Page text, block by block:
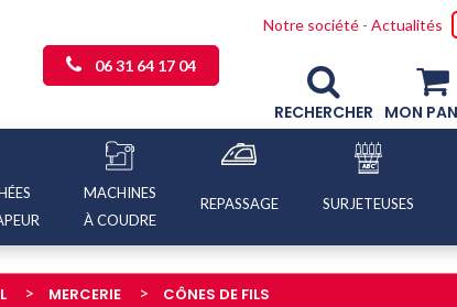
06 31 64 17 04
Notre société - Actualités
RECHERCHER MON
MACHINES
À COUDRE
REPASSAGE SURJETEUSES
MERCERIE CÔNES DE FILS